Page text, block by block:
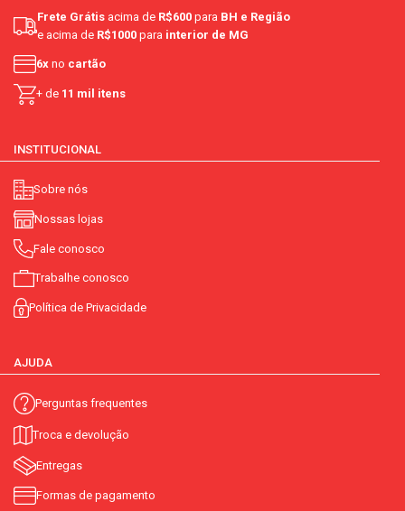
de utilizar este produto, lave e seque as mãos. não misture com
produtos à base de cloro.
Frete Grátis acima de R$600 para BH e Região
e acima de R$1000 para interior de MG
6x no cartão
+ de 11 mil itens
INSTITUCIONAL
Sobre nós
Nossas lojas
Fale conosco
Trabalhe conosco
Política de Privacidade
AJUDA
Perguntas frequentes
Troca e devolução
Entregas
Formas de pagamento